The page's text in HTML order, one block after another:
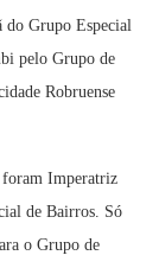
do Grupo Especial
pelo Grupo de
Robruense
foram Imperatriz
de Bairros. Só
o Grupo de